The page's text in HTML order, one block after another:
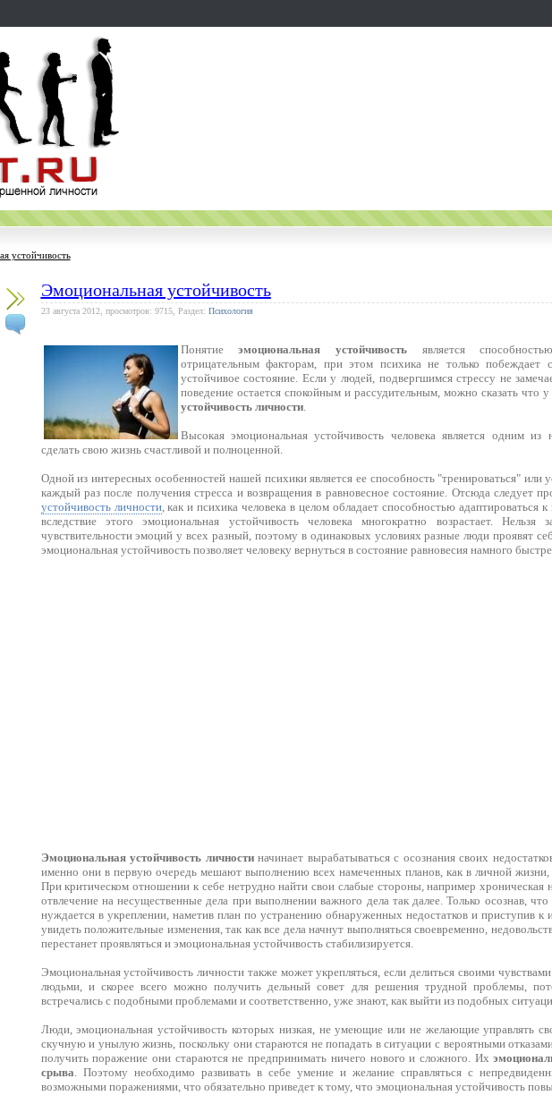
устойчивость
Эмоциональная устойчивость
23 августа 2012, просмотров: 9715, Раздел: Психология
Понятиеэмоциональная устойчивостьявляется
отрицательным факторам, при этом психика не только побеждает
устойчивое состояние. Если у людей, подвергшимся стрессу не
поведение остается спокойным и рассудительным, можно сказать что
устойчивость личности.
Высокая эмоциональная устойчивость человека является одним из
сделать свою жизнь счастливой и полноценной.
Одной из интересных особенностей нашей психики является ее способность "тренироваться" или
каждый раз после получения стресса и возвращения в равновесное состояние. Отсюда следует
устойчивость личности, как и психика человека в целом обладает способностью адаптироваться
вследствие этого эмоциональная устойчивость человека многократно возрастает.
чувствительности эмоций у всех разный, поэтому в одинаковых условиях разные люди проявят
эмоциональная устойчивость позволяет человеку вернуться в состояние равновесия намного
Эмоциональная устойчивость личностиначинает вырабатываться с осознания своих
именно они в первую очередь мешают выполнению всех намеченных планов, как в личной
При критическом отношении к себе нетрудно найти свои слабые стороны, например хроническая
отвлечение на несущественные дела при выполнении важного дела так далее. Только осознав,
нуждается в укреплении, наметив план по устранению обнаруженных недостатков и приступив
увидеть положительные изменения, так как все дела начнут выполняться своевременно,
перестанет проявляться и эмоциональная устойчивость стабилизируется.
Эмоциональная устойчивость личности также может укрепляться, если делиться своими
людьми, и скорее всего можно получить дельный совет для решения трудной проблемы,
встречались с подобными проблемами и соответственно, уже знают, как выйти из подобных
Люди, эмоциональная устойчивость которых низкая, не умеющие или не желающие управлять
скучную и унылую жизнь, поскольку они стараются не попадать в ситуации с вероятными
получить поражение они стараются не предпринимать ничего нового и сложного. Их
срыва. Поэтому необходимо развивать в себе умение и желание справляться с
возможными поражениями, что обязательно приведет к тому, что эмоциональная устойчивость